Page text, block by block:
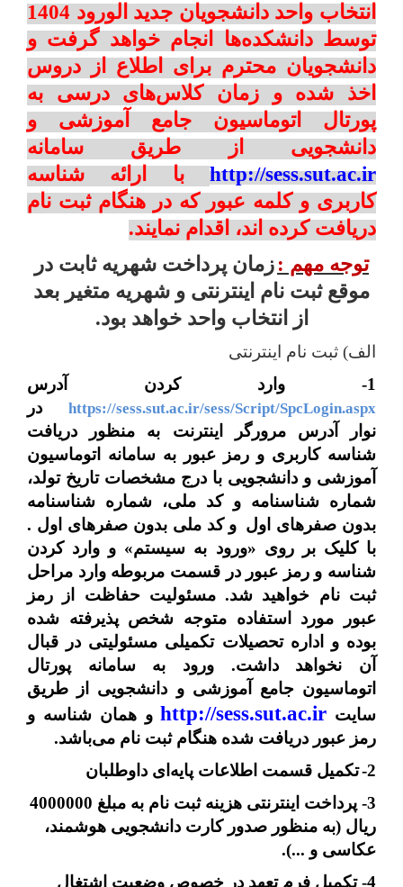
انتخاب واحد دانشجویان جدید الورود 1404
توسط دانشکده‌ها انجام خواهد گرفت و
دانشجویان محترم برای اطلاع از دروس
اخذ شده و زمان کلاس‌های درسی به
پورتال اتوماسیون جامع آموزشی و
دانشجویی
از طریق سامانه
http://sess.sut.ac.irبا
ارائه شناسه
کاربری و کلمه عبور که در هنگام ثبت نام
دریافت کرده اند، اقدام نمایند.
توجه مهم : زمان پرداخت شهریه ثابت در
موقع ثبت نام اینترنتی و شهریه متغیر بعد
از انتخاب واحد خواهد بود.
الف) ثبت نام اینترنتی
1- وارد کردن آدرس
https://sess.sut.ac.ir/sess/Script/SpcLogin.aspx در
نوار آدرس مرورگر اینترنت به منظور دریافت
شناسه کاربری و رمز عبور به سامانه اتوماسیون
آموزشی و دانشجویی با درج مشخصات تاریخ تولد،
شماره شناسنامه و کد ملی، شماره شناسنامه
بدون صفرهای اول و کد ملی بدون صفرهای اول .
با کلیک بر روی «ورود به سیستم» و وارد کردن
شناسه و رمز عبور در قسمت مربوطه وارد مراحل
ثبت نام خواهید شد. مسئولیت حفاظت از رمز
عبور مورد استفاده متوجه شخص پذیرفته شده
بوده و اداره تحصیلات تکمیلی مسئولیتی در قبال
آن نخواهد داشت. ورود به سامانه پورتال
اتوماسیون جامع آموزشی و دانشجویی از طریق
سایت http://sess.sut.ac.ir و همان شناسه و
رمز عبور دریافت شده هنگام ثبت نام می‌باشد.
2- تکمیل قسمت اطلاعات پایه‌ای داوطلبان
3- پرداخت اینترنتی هزینه ثبت نام به مبلغ 4000000
ریال (به منظور صدور کارت دانشجویی هوشمند،
عکاسی و ...).
4- تکمیل فرم
تعهد در خصوص وضعیت اشتغال